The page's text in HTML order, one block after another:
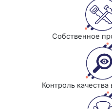
Собственное
Контроль качества